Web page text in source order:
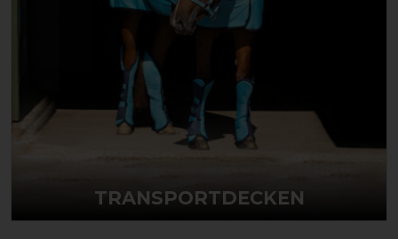
TRANSPORTDECKEN